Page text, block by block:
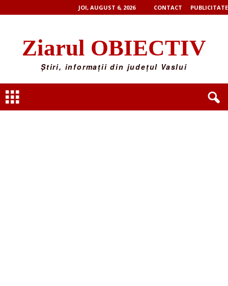
JOI, AUGUST 6, 2026 CONTACT PUBLICITATE
Ziarul OBIECTIV
Știri, informații din județul Vaslui